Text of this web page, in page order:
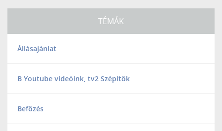
TÉMÁK
Állásajánlat
B Youtube videóink, tv2 Szépítők
Befőzés